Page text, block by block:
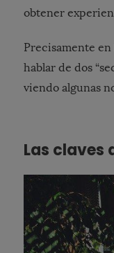
obtener
Precisamente en
hablar de dos
viendo algunas
Las claves